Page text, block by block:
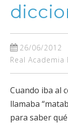
26/06/2012
Real Academia
Cuando iba al
llamaba
para saber